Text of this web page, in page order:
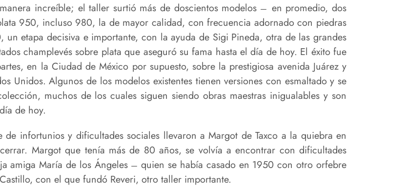
increíble; el taller surtió más de doscientos modelos ̶ en promedio, dos
950, incluso 980, la de mayor calidad, con frecuencia adornado con piedras
etapa decisiva e importante, con la ayuda de Sigi Pineda, otra de las grandes
champlevés sobre plata que aseguró su fama hasta el día de hoy. El éxito fue
en la Ciudad de México por supuesto, sobre la prestigiosa avenida Juárez y
Unidos. Algunos de los modelos existentes tienen versiones con esmaltado y se
muchos de los cuales siguen siendo obras maestras inigualables y son
de hoy.
infortunios y dificultades sociales llevaron a Margot de Taxco a la quiebra en
Margot que tenía más de 80 años, se volvía a encontrar con dificultades
amiga María de los Ángeles ̶ quien se había casado en 1950 con otro orfebre
con el que fundó Reveri, otro taller importante.